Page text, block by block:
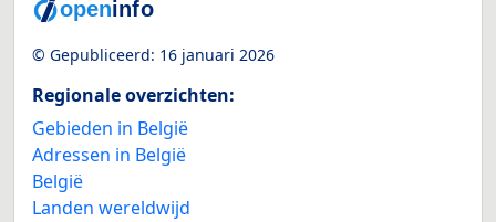
© Gepubliceerd: 16 januari 2026
Regionale overzichten:
Gebieden in België
Adressen in België
België
Landen wereldwijd